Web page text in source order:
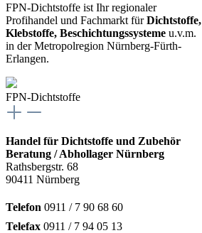
FPN-Dichtstoffe ist Ihr regionaler
Profihandel und Fachmarkt fürDichtstoffe,
Klebstoffe, Beschichtungssysteme u.v.m.
in der Metropolregion Nürnberg-Fürth-
Erlangen.
FPN-Dichtstoffe
Handel für Dichtstoffe und Zubehör
Beratung / Abhollager Nürnberg
Rathsbergstr. 68
90411 Nürnberg
Telefon 0911 / 7 90 68 60
Telefax 0911 / 7 94 05 13